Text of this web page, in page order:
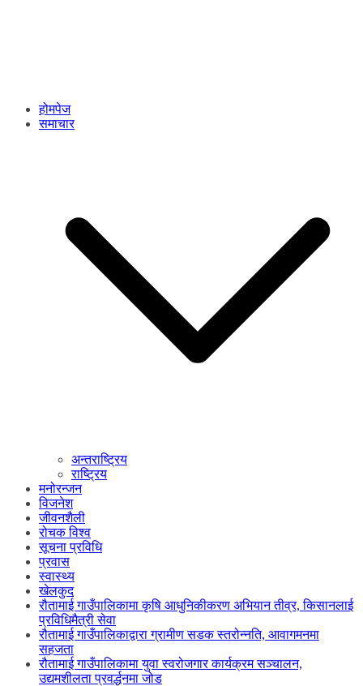
होमपेज
समाचार
अन्तराष्ट्रिय
राष्ट्रिय
मनोरन्जन
विजनेश
जीवनशैली
रोचक विश्व
सूचना प्रविधि
प्रवास
स्वास्थ्य
खेलकुद
रौतामाई गाउँपालिकामा कृषि आधुनिकीकरण अभियान तीव्र, किसानलाई
प्रविधिमैत्री सेवा
रौतामाई गाउँपालिकाद्वारा ग्रामीण सडक स्तरोन्नति, आवागमनमा
सहजता
रौतामाई गाउँपालिकामा युवा स्वरोजगार कार्यक्रम सञ्चालन,
उद्यमशीलता प्रवर्द्धनमा जोड